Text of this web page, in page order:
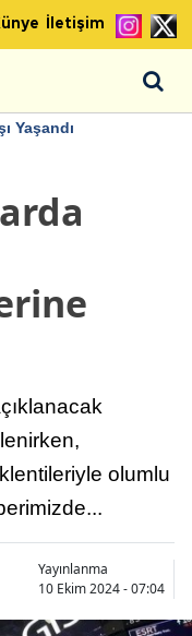
İletişim
Yaşandı
olumlu
Yayınlanma
10 Ekim 2024 - 07:04